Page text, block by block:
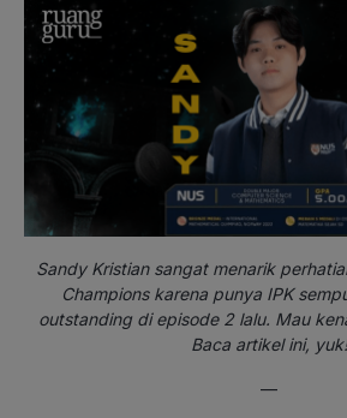
Sandy Kristian sangat menarik
Champions karena punya IPK
outstanding di episode 2 lalu. Mau
Baca artikel ini, yuk!
—